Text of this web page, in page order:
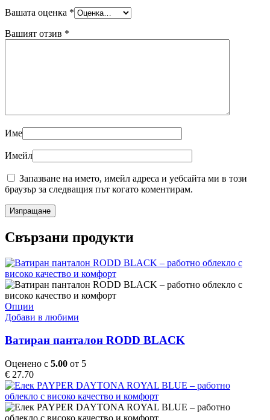
Вашата оценка *
Вашият отзив *
Име
Имейл
Запазване на името, имейл адреса и уебсайта ми в този
браузър за следващия път когато коментирам.
Свързани продукти
Опции
product
multiple
variants.
The
options
may
be
chosen
on
Добави в любими
Ватиран панталон RODD BLACK
Оценено с 5.00 от 5
€ 27.70